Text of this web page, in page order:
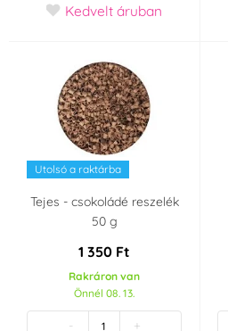
Gyöngyszem
Rózsaszín (21)
Ezüst (6)
Zöld (17)
Sárga (19)
Anyag
Kedvelt áruban
Utolsó a raktárba
Tejes - csokoládé reszelék
50 g
1 350 Ft
Rakráron van
Önnél 08. 13.
- +